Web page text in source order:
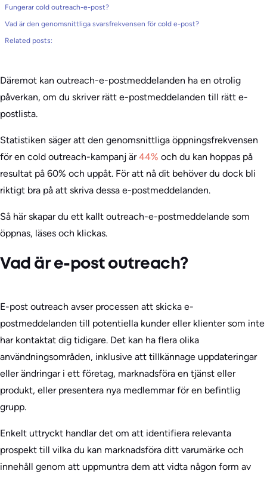
Fungerar cold outreach-e-post?
Vad är den genomsnittliga svarsfrekvensen för cold e-post?
Related posts:
Däremot kan outreach-e-postmeddelanden ha en otrolig
påverkan, om du skriver rätt e-postmeddelanden till rätt e-
postlista.
Statistiken säger att den genomsnittliga öppningsfrekvensen
för en cold outreach-kampanj är44% och du kan hoppas på
resultat på 60% och uppåt. För att nå dit behöver du dock bli
riktigt bra på att skriva dessa e-postmeddelanden.
Så här skapar du ett kallt outreach-e-postmeddelande som
öppnas, läses och klickas.
Vad är e-post outreach?
E-post outreach avser processen att skicka e-
postmeddelanden till potentiella kunder eller klienter som inte
har kontaktat dig tidigare. Det kan ha flera olika
användningsområden, inklusive att tillkännage uppdateringar
eller ändringar i ett företag, marknadsföra en tjänst eller
produkt, eller presentera nya medlemmar för en befintlig
grupp.
Enkelt uttryckt handlar det om att identifiera relevanta
prospekt till vilka du kan marknadsföra ditt varumärke och
innehåll genom att uppmuntra dem att vidta någon form av